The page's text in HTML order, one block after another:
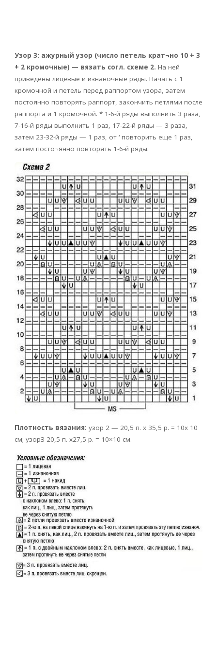
Узор 3: ажурный узор (число петель крат¬но 10 + 3
+ 2 кромочные) — вязать согл. схеме 2. На ней
приведены лицевые и изнаночные ряды. Начать с 1
кромочной и петель перед раппортом узора, затем
постоянно повторять раппорт, закончить петлями после
раппорта и 1 кромочной. * 1-6-й ряды выполнить 3 раза,
7-16-й ряды выполнить 1 раз, 17-22-й ряды — 3 раза,
затем 23-32-й ряды — 1 раз, от ‘ повторить еще 1 раз,
затем посто¬янно повторять 1-6-й ряды.
Плотность вязания: узор 2 — 20,5 п. х 35,5 р. = 10х 10
см; узорЗ-20,5 п. х27,5 р. = 10×10 см.